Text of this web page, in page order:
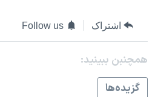
اشتراک Follow us
همچنبن ببینید:
گزيده‌ها